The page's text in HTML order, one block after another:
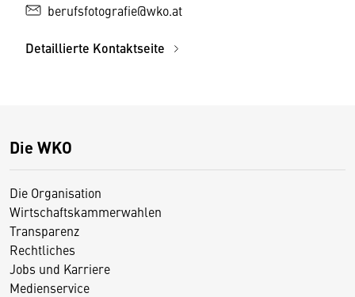
berufsfotografie@wko.at
Detaillierte Kontaktseite
Die WKO
Die Organisation
Wirtschaftskammerwahlen
Transparenz
Rechtliches
Jobs und Karriere
Medienservice